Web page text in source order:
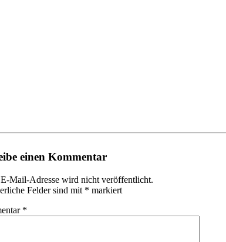
einen Kommentar
Mail-Adresse wird nicht veröffentlicht.
Felder sind mit * markiert
*